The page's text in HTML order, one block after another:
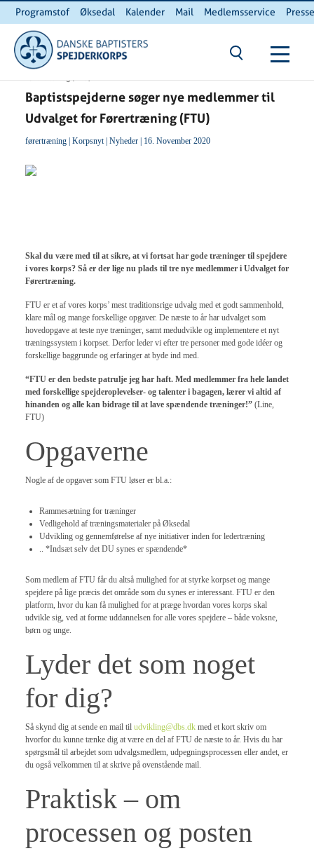
Programstof Øksedal Kalender Mail Medlemsservice
INTERNnet
Du er her:
Baptistspejderne søger nye medlemmer til
Udvalget for Førertræning (FTU)
førertræning| Korpsnyt| Nyheder| 16. November 2020
Skal du være med til at sikre, at vi fortsat har gode træninger til spejdere
i vores korps? Så er der lige nu plads til tre nye medlemmer i Udvalget for
Førertræning.
FTU er et af vores korps’ mest traditionsrige udvalg med et godt sammenhold,
klare mål og mange forskellige opgaver. De næste to år har udvalget som
hovedopgave at teste nye træninger, samt medudvikle og implementere et nyt
træningssystem i korpset. Derfor leder vi efter tre personer med gode idéer og
forskellige baggrunde og erfaringer at byde ind med.
“FTU er den bedste patrulje jeg har haft. Med medlemmer fra hele landet
med forskellige spejderoplevelser- og talenter i bagagen, lærer vi altid af
hinanden og alle kan bidrage til at lave spændende træninger!”(Line,
FTU)
Opgaverne
Nogle af de opgaver som FTU løser er bl.a.:
Rammesætning for træninger
Vedligehold af træningsmaterialer på Øksedal
Udvikling og gennemførelse af nye initiativer inden for ledertræning
.. *Indsæt selv det DU synes er spændende*
Som medlem af FTU får du altså mulighed for at styrke korpset og mange
spejdere på lige præcis det område som du synes er interessant. FTU er den
platform, hvor du kan få mulighed for at præge hvordan vores korps skal
udvikle sig, ved at forme uddannelsen for alle vores spejdere – både voksne,
børn og unge.
Lyder det som noget
for dig?
Så skynd dig at sende en mail til udvikling@dbs.dkmed et kort skriv om
hvorfor du kunne tænke dig at være en del af FTU de næste to år. Hvis du har
spørgsmål til arbejdet som udvalgsmedlem, udpegningsprocessen eller andet, er
du også velkommen til at skrive på ovenstående mail.
Praktisk – om
processen og posten